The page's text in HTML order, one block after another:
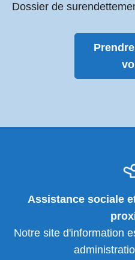
Dossier de
Assistance sociale
Notre site d'information